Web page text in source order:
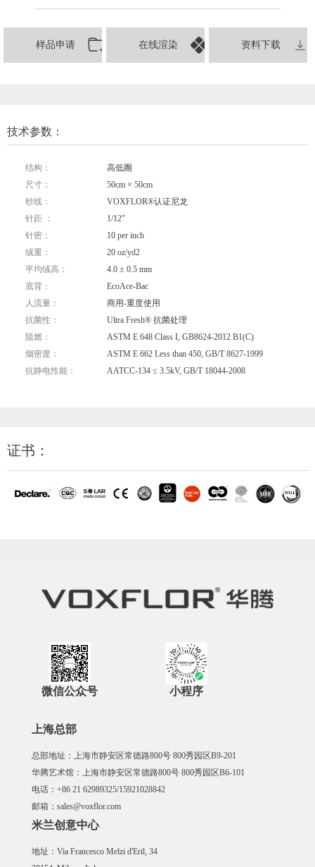
样品申请 在线渲染 资料下载
技术参数：
结构：
高低圈
尺寸：
50cm × 50cm
纱线：
VOXFLOR®认证尼龙
针距 ：
1/12"
针密：
10 per inch
绒重：
20 oz/yd2
平均绒高：
4.0 ± 0.5 mm
底背：
EcoAce-Bac
人流量：
商用-重度使用
抗菌性：
Ultra Fresh® 抗菌处理
阻燃：
ASTM E 648 Class I, GB8624-2012 B1(C)
烟密度：
ASTM E 662 Less than 450, GB/T 8627-1999
抗静电性能：
AATCC-134 ≤ 3.5kV, GB/T 18044-2008
证书：
微信公众号 小程序
上海总部
总部地址：上海市静安区常德路800号 800秀园区B9-201
华腾艺术馆：上海市静安区常德路800号 800秀园区B6-101
电话：+86 21 62989325/15921028842
邮箱：sales@voxflor.com
米兰创意中心
地址：Via Francesco Melzi d'Eril, 34